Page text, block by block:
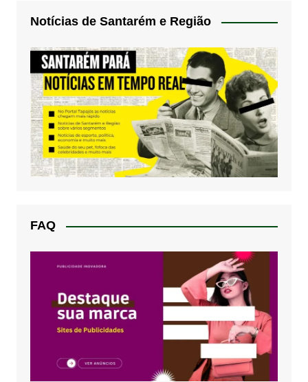
Notícias de Santarém e Região
FAQ